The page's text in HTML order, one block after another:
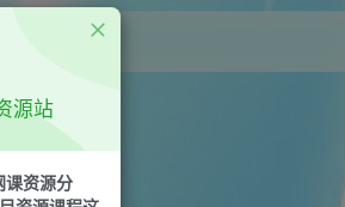
辑 小红书
源站
课资源分